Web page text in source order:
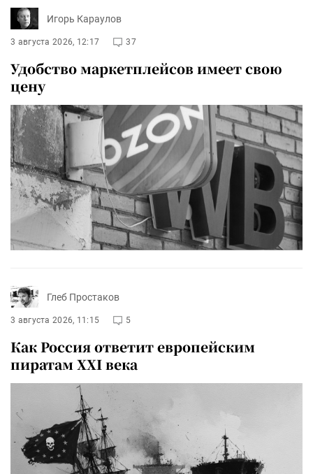
Игорь Караулов
3 августа 2026, 12:17 37
Удобство маркетплейсов имеет свою
цену
Глеб Простаков
3 августа 2026, 11:15 5
Как Россия ответит европейским
пиратам XXI века